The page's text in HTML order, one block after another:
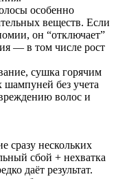
особенно
веществ. Если
он “отключает”
— в том числе рост
сушка горячим
шампуней без учета
волос и
сразу нескольких
сбой + нехватка
даёт результат.